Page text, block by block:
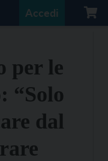
Accedi
per le
“Solo
dal